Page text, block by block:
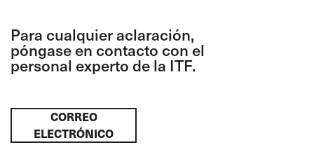
Para cualquier aclaración,
póngase en contacto con el
personal experto de la ITF.
CORREO
ELECTRÓNICO